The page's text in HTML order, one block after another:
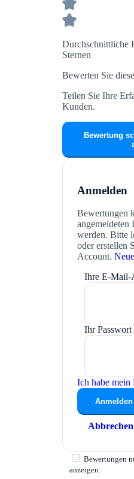
Durchschnittliche
Sternen
Bewerten Sie
Teilen Sie Ihre
Kunden.
Bewertung
Anmelden
Bewertungen
angemeldeten
werden. Bitte
oder erstellen
Account.
Ihre E-Mail-
Ihr Passwort
Ich habe mein
Anmelden
Abbrechen
Bewertungen
anzeigen.